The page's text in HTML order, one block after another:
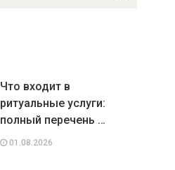
Что входит в
ритуальные услуги:
полный перечень …
01.08.2026